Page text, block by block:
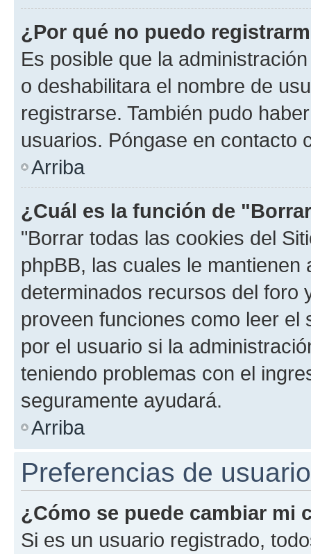
¿Por qué no puedo
Es posible que la
o deshabilitara el nombre de
registrarse. También pudo
usuarios. Póngase en contacto
Arriba
¿Cuál es la función de
"Borrar todas las cookies del
phpBB, las cuales le
determinados recursos del foro
proveen funciones como leer el
por el usuario si la
teniendo problemas con el
seguramente ayudará.
Arriba
Preferencias de
¿Cómo se puede cambiar mi
Si es un usuario registrado,